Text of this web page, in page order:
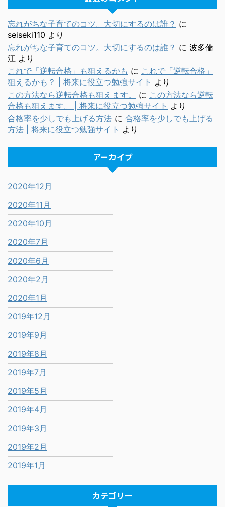
忘れがちな子育てのコツ。大切にするのは誰？ に
seiseki110 より
忘れがちな子育てのコツ。大切にするのは誰？ に 波多倫
江 より
これで「逆転合格」も狙えるかも に これで「逆転合格」
狙えるかも？ | 将来に役立つ勉強サイト より
この方法なら逆転合格も狙えます。
に この方法なら逆転
合格も狙えます。 | 将来に役立つ勉強サイト より
合格率を少しでも上げる方法 に 合格率を少しでも上げる
方法 | 将来に役立つ勉強サイト より
アーカイブ
2020年12月
2020年11月
2020年10月
2020年7月
2020年6月
2020年2月
2020年1月
2019年12月
2019年9月
2019年8月
2019年7月
2019年5月
2019年4月
2019年3月
2019年2月
2019年1月
カテゴリー